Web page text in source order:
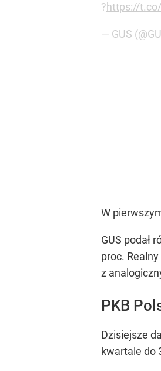
?https://
— GUS
W
GUS podał
proc.
z
PKB
Dzisiejsze
kwartale do